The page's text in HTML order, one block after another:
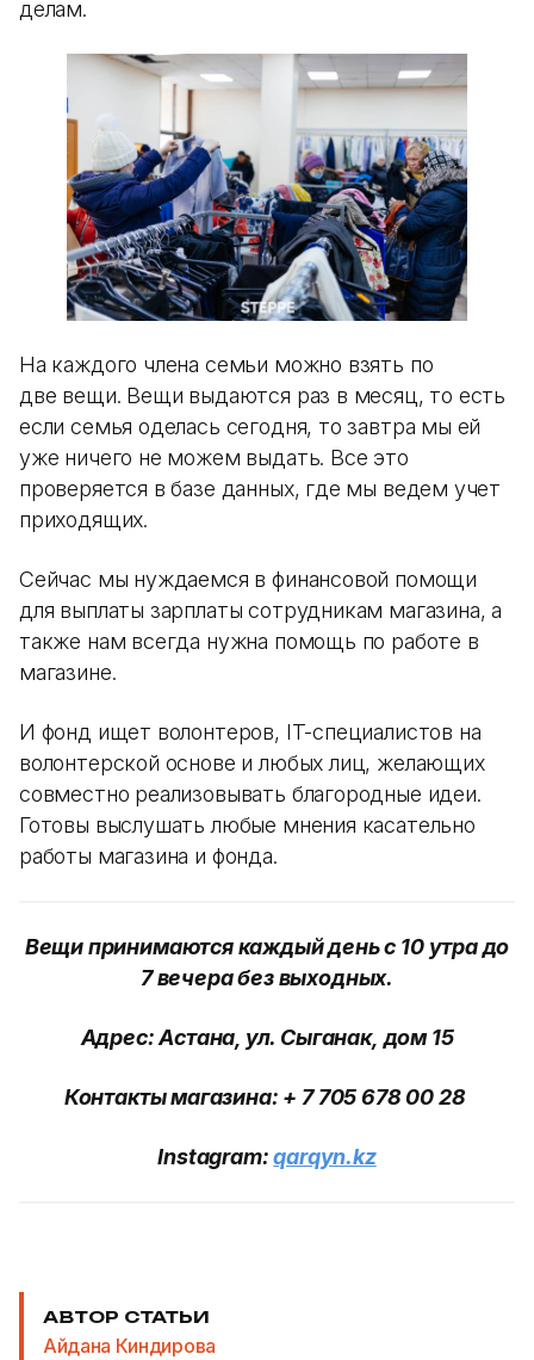
делам.
На каждого члена семьи можно взять по
две вещи. Вещи выдаются раз в месяц, то есть
если семья оделась сегодня, то завтра мы ей
уже ничего не можем выдать. Все это
проверяется в базе данных, где мы ведем учет
приходящих.
Сейчас мы нуждаемся в финансовой помощи
для выплаты зарплаты сотрудникам магазина, а
также нам всегда нужна помощь по работе в
магазине.
И фонд ищет волонтеров, IT-специалистов на
волонтерской основе и любых лиц, желающих
совместно реализовывать благородные идеи.
Готовы выслушать любые мнения касательно
работы магазина и фонда.
Вещи принимаются каждый день с 10 утрадо
7 вечера без выходных.
Адрес: Астана, ул. Сыганак, дом 15
Контакты магазина: + 7 705 678 00 28
Instagram:qarqyn.kz
АВТОР СТАТЬИ
Айдана Киндирова